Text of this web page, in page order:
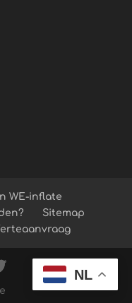
WE-inflate
Sitemap
NL